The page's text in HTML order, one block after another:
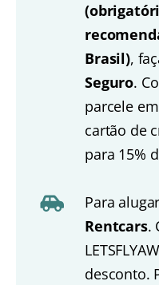
Brasil),
Seguro.
parcele
cartão de
para 15%
Para
Rentcars.
desconto.